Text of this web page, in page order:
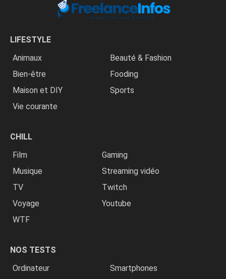
LIFESTYLE
Animaux
Beauté & Fashion
Bien-être
Fooding
Maison et DIY
Sports
Vie courante
CHILL
Film
Gaming
Musique
Streaming vidéo
TV
Twitch
Voyage
Youtube
WTF
NOS TESTS
Ordinateur
Smartphones